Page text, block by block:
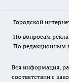
Городской
По вопросам
По редакционным
Вся информация,
соответствии с